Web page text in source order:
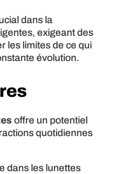
dans la
exigeant des
les limites de ce qui
évolution.
offre un potentiel
quotidiennes
dans les lunettes